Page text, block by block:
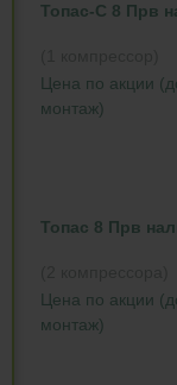
Топас-С 8 Прв
Цена по акции
монтаж)
Топас 8 Прв
Цена по акции
монтаж)